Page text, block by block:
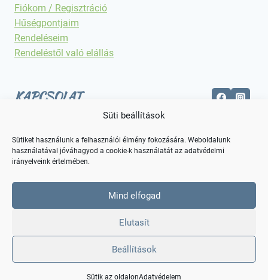
Süti beállítások
Sütiket használunk a felhasználói élmény fokozására. Weboldalunk
használatával jóváhagyod a cookie-k használatát az adatvédelmi
irányelveink értelmében.
Mind elfogad
Elutasít
Beállítások
Sütik az oldalonAdatvédelem
Fiókom / Regisztráció
Hűségpontjaim
Rendeléseim
Rendeléstől való elállás
KAPCSOLAT